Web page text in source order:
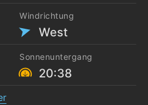
Windrichtung
West
Sonnenuntergang
20:38